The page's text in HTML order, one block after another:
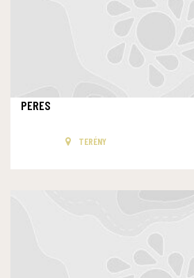
PERES
TERÉNY